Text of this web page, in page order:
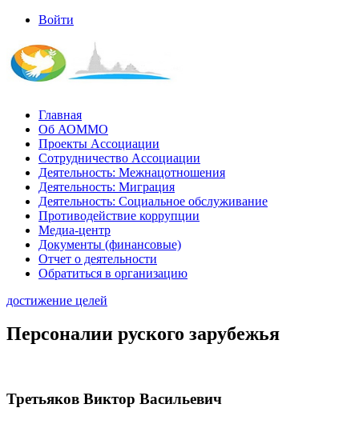
Войти
Главная
Об АОММО
Проекты Ассоциации
Сотрудничество Ассоциации
Деятельность: Межнацотношения
Деятельность: Миграция
Деятельность: Социальное обслуживание
Противодействие коррупции
Медиа-центр
Документы (финансовые)
Отчет о деятельности
Обратиться в организацию
достижение целей
Персоналии руского зарубежья
Третьяков Виктор Васильевич